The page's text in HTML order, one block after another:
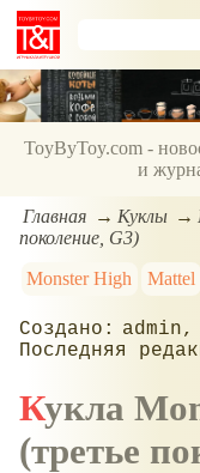
ToyByToy.com -
и
Главная Куклы
поколение, G3)
Monster High
Mattel
admin
Кукла Monster High Twyla
(третье